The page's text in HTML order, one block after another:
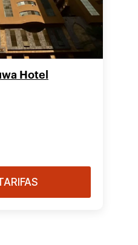
Hotel